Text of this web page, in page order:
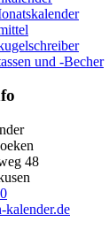
und -Becher
48
kalender.de